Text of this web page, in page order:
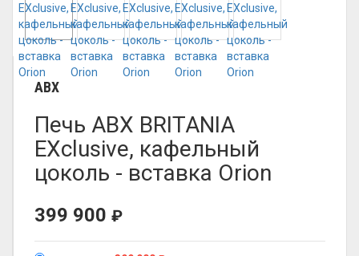
ABX
Печь ABX BRITANIA
EXclusive, кафельный
цоколь - вставка Orion
399 900 ₽